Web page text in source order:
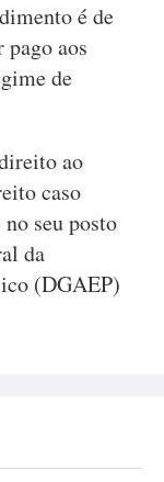
é de
aos
de
ao
caso
no seu posto
da
(DGAEP)